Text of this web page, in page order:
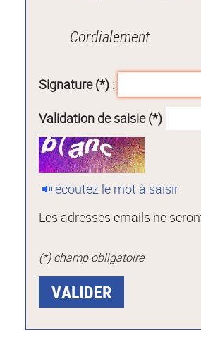
Cordialement.
Signature (*) :
Validation de saisie (*)
écoutez le mot à saisir
Les adresses emails ne
(*) champ obligatoire